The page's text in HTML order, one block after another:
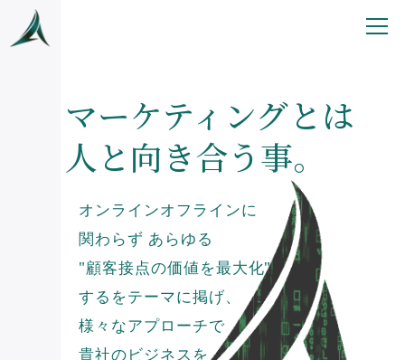
マーケティングとは
人と向き合う事。
オンラインオフラインに
関わらず あらゆる
"顧客接点の価値を最大化"
するをテーマに掲げ、
様々なアプローチで
貴社のビジネスを